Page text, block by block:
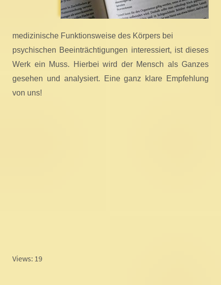
medizinische Funktionsweise des Körpers bei
psychischen Beeinträchtigungen interessiert, ist dieses
Werk ein Muss. Hierbei wird der Mensch als Ganzes
gesehen und analysiert. Eine ganz klare Empfehlung
von uns!
Views: 19